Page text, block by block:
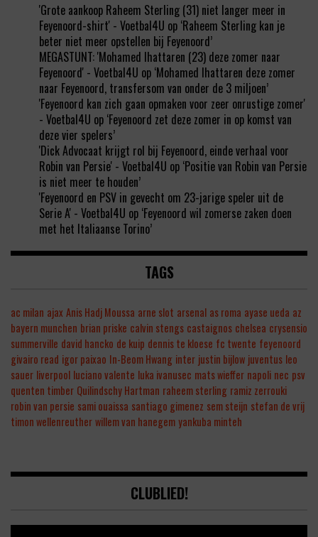
'Grote aankoop Raheem Sterling (31) niet langer meer in
Feyenoord-shirt' - Voetbal4U op ‘Raheem Sterling kan je
beter niet meer opstellen bij Feyenoord’
MEGASTUNT: 'Mohamed Ihattaren (23) deze zomer naar
Feyenoord' - Voetbal4U op ‘Mohamed Ihattaren deze zomer
naar Feyenoord, transfersom van onder de 3 miljoen’
'Feyenoord kan zich gaan opmaken voor zeer onrustige zomer'
- Voetbal4U op ‘Feyenoord zet deze zomer in op komst van
deze vier spelers’
'Dick Advocaat krijgt rol bij Feyenoord, einde verhaal voor
Robin van Persie' - Voetbal4U op ‘Positie van Robin van Persie
is niet meer te houden’
'Feyenoord en PSV in gevecht om 23-jarige speler uit de
Serie A' - Voetbal4U op ‘Feyenoord wil zomerse zaken doen
met het Italiaanse Torino’
TAGS
ac milan ajax Anis Hadj Moussa arne slot arsenal as roma ayase ueda az
bayern munchen brian priske calvin stengs castaignos chelsea crysensio
summerville david hancko de kuip dennis te kloese fc twente feyenoord
givairo read igor paixao In-Beom Hwang inter justin bijlow juventus leo
sauer liverpool luciano valente luka ivanusec mats wieffer napoli nec psv
quenten timber Quilindschy Hartman raheem sterling ramiz zerrouki
robin van persie sami ouaissa santiago gimenez sem steijn stefan de vrij
timon wellenreutherwillem van hanegemyankuba minteh
CLUBLIED!